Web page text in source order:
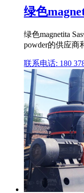
绿色
绿色magnetita
powder的供应商
联系电话: 180